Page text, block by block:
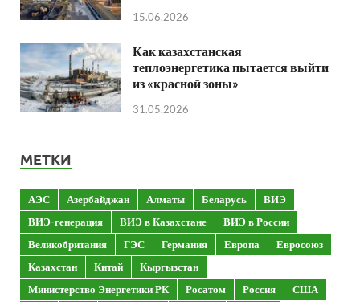
15.06.2026
Как казахстанская
теплоэнергетика пытается выйти
из «красной зоны»
31.05.2026
МЕТКИ
АЭС Азербайджан Алматы Беларусь
ВИЭ
ВИЭ-генерация
ВИЭ в Казахстане
ВИЭ в России
Великобритания
ГЭС Германия Европа
Евросоюз
Казахстан
Китай
Кыргызстан
Министерство Энергетики РК
Росатом Россия
США